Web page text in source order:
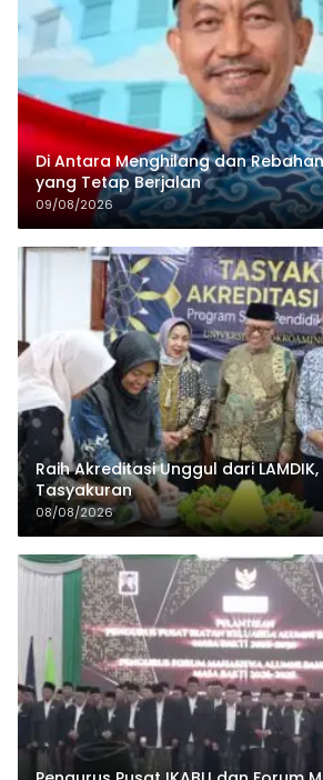
Di Antara Menghilang dan
yang Tetap Berjalan
09/08/2026
Raih Akreditasi Unggul dari LAMDIK,
Tasyakuran
08/08/2026